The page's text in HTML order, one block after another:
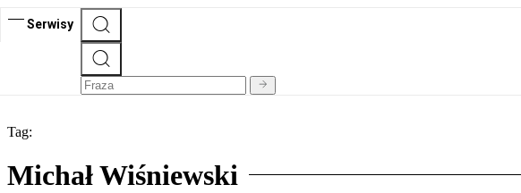
Serwisy
Tag:
Michał Wiśniewski